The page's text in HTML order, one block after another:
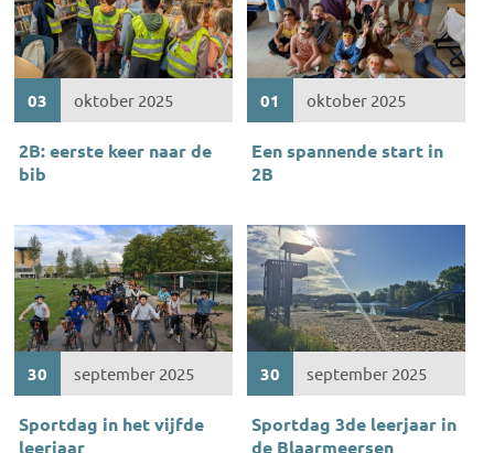
03 oktober 2025
2B: eerste keer naar de
bib
01 oktober 2025
Een spannende start in
2B
30 september 2025
Sportdag in het vijfde
leerjaar
30 september 2025
Sportdag 3de leerjaar in
de Blaarmeersen